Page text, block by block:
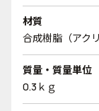
材質
合成樹脂（アク
質量・質量単位
0.3ｋｇ